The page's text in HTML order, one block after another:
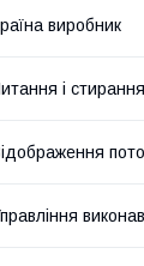
виробник
і